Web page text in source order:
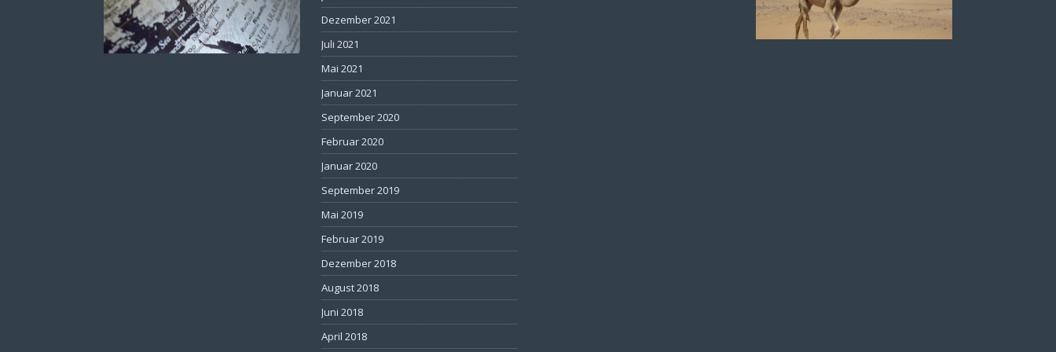
Dezember 2021
Juli 2021
Mai 2021
Januar 2021
September 2020
Februar 2020
Januar 2020
September 2019
Mai 2019
Februar 2019
Dezember 2018
August 2018
Juni 2018
April 2018